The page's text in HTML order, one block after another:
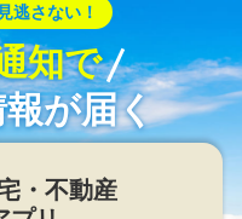
逃さない！
知で
が届く
・不動産